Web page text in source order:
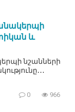
և
նշանների
0 966